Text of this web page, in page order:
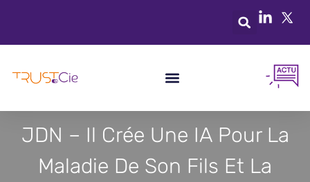
JDN – Il Crée Une IA Pour La
Maladie De Son Fils Et La